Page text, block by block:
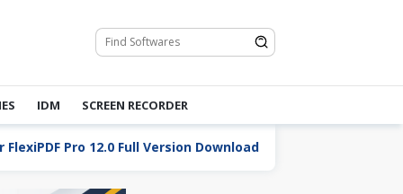
IDM SCREEN RECORDER
Pro 12.0 Full Version Download